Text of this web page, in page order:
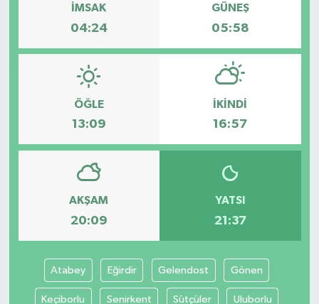
İMSAK
04:24
GÜNEŞ
05:58
ÖĞLE
13:09
İKINDI
16:57
AKŞAM
20:09
YATSI
21:37
Atabey Eğirdir Gelendost Gönen
Keçiborlu Senirkent Sütçüler Uluborlu